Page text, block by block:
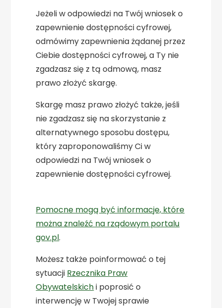
Jeżeli w odpowiedzi na Twój wniosek o
zapewnienie dostępności cyfrowej,
odmówimy zapewnienia żądanej przez
Ciebie dostępności cyfrowej, a Ty nie
zgadzasz się z tą odmową, masz
prawo złożyć skargę.
Skargę masz prawo złożyć także, jeśli
nie zgadzasz się na skorzystanie z
alternatywnego sposobu dostępu,
który zaproponowaliśmy Ci w
odpowiedzi na Twój wniosek o
zapewnienie dostępności cyfrowej.
Pomocne mogą być informacje, które
można znaleźć na rządowym portalu
gov.pl.
Możesz także poinformować o tej
sytuacji Rzecznika Praw
Obywatelskichi poprosić o
interwencję w Twojej sprawie